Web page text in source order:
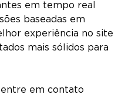
em tempo real
baseadas em
experiência no site
mais sólidos para
entre em contato